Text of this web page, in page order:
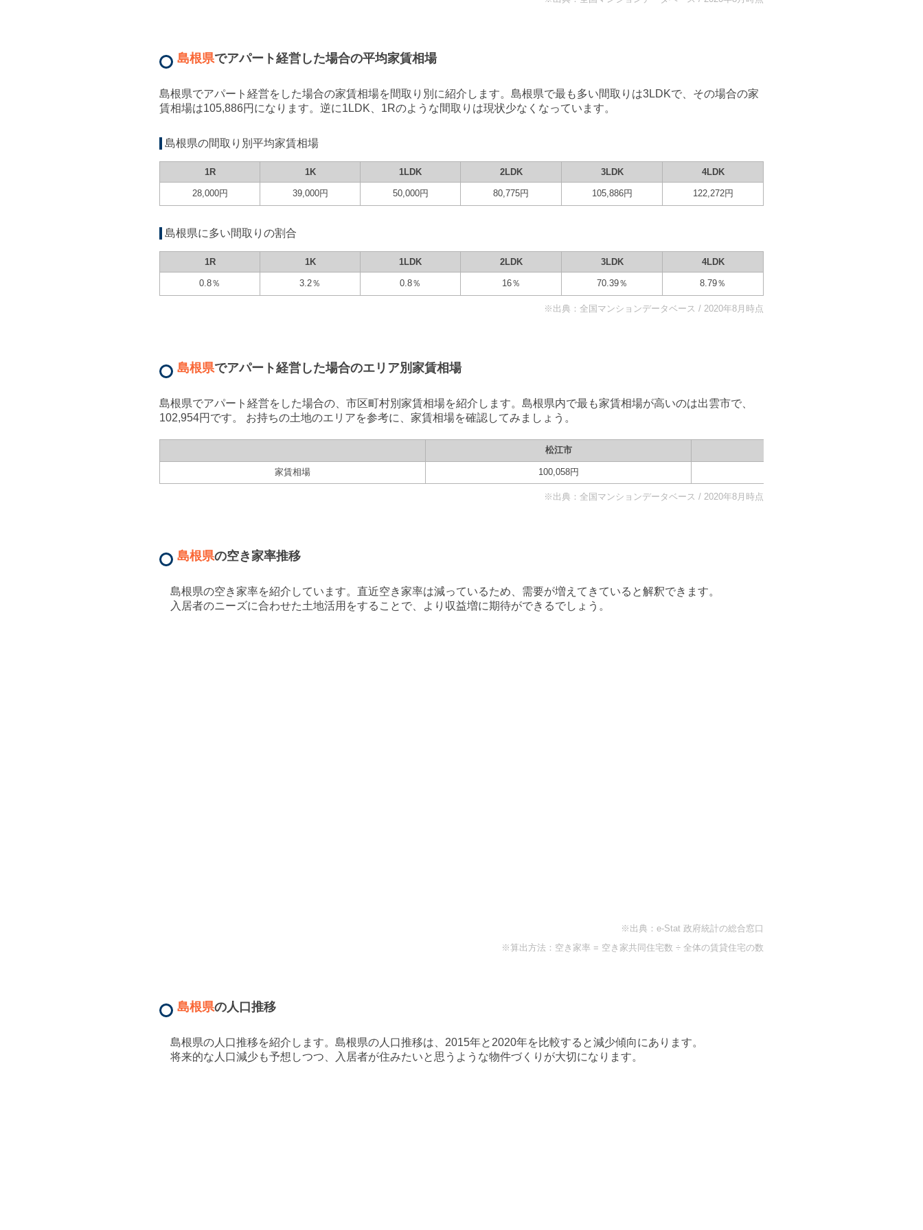
島根県でアパート経営 した場合の平均家賃相場
島根県でアパート経営をした場合の家賃相場を間取り別に紹介します。 島根県で最も多い間取りは3LDKで、その場合の家
賃相場は105,886円になります。逆に1LDK 1Rのような間取りは現状少なくなっています。
島根県の間取り別平均家賃相場
1R 1K 1LDK 2LDK 3LDK 4LDK
28,000円 39,000円 50,000円 80,775円 105,886円 122,272円
島根県に多い間取りの割合
1R 1K 1LDK 2LDK 3LDK 4LDK
0.8％ 3.2％ 0.8％ 16％ 70.39％ 8.79％
※出典：全国マンションデータベース / 2020年8月時点
島根県でアパート経営 した場合のエリア別家賃相場
島根県でアパート経営をした場合の、市区町村別家賃相場を紹介します。 島根県内で最も家賃相場が高いのは出雲市で、
102,954円です。 お持ちの土地のエリアを参考に、家賃相場を確認してみましょう。
松江市
家賃相場 100,058円
※出典：全国マンションデータベース / 2020年8月時点
島根県の空き家率推移
島根県の空き家率を紹介しています。直近空き家率は減っているため、需要が増えてきていると解釈できます。
入居者のニーズに合わせた土地活用をすることで、より収益増に期待ができるでしょう。
※出典：e-Stat 政府統計の総合窓口
※算出方法：空き家率 = 空き家共同住宅数 ÷ 全体の賃貸住宅の数
島根県の人口推移
島根県の人口推移を紹介します。 島根県の人口推移は、2015年と2020年を比較すると減少傾向にあります。
将来的な人口減少も予想しつつ、入居者が住みたいと思うような物件づくりが大切になります。